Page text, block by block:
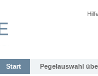
Hilfe
Start Pegelauswahl